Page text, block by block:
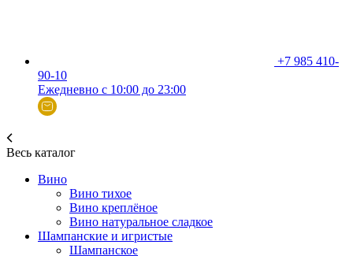
+7 985 410-
90-10
Ежедневно с 10:00 до 23:00
Весь каталог
Вино
Вино тихое
Вино креплёное
Вино натуральное сладкое
Шампанские и игристые
Шампанское